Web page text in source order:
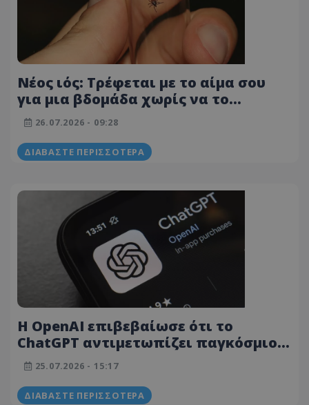
Νέος ιός: Τρέφεται με το αίμα σου
για μια βδομάδα χωρίς να το
καταλάβεις και σου αφήνει μια
σπάνια και θανατηφόρα ασθένεια
26.07.2026 - 09:28
ΔΙΑΒΆΣΤΕ ΠΕΡΙΣΣΌΤΕΡΑ
Η OpenAI επιβεβαίωσε ότι το
ChatGPT αντιμετωπίζει παγκόσμιο
«μπλακ άουτ» - Τι συνέβη
25.07.2026 - 15:17
ΔΙΑΒΆΣΤΕ ΠΕΡΙΣΣΌΤΕΡΑ